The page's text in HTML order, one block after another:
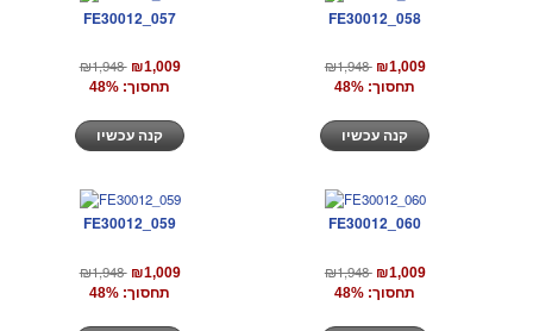
FE30012_057
₪1,948 ₪1,009
תחסוך: 48%
FE30012_058
₪1,948 ₪1,009
תחסוך: 48%
FE30012_059
₪1,948 ₪1,009
תחסוך: 48%
FE30012_060
₪1,948 ₪1,009
תחסוך: 48%